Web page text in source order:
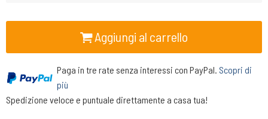
Aggiungi al carrello
Paga in tre rate senza interessi con PayPal. Scopri di
più
Spedizione veloce e puntuale direttamente a casa tua!